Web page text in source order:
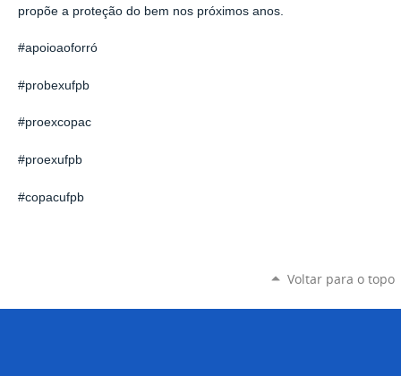
propõe a proteção do bem nos próximos anos.
#apoioaoforró
#probexufpb
#proexcopac
#proexufpb
#copacufpb
Voltar para o topo